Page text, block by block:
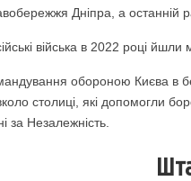
Дніпра, а останній
війська в 2022 році
обороною Києва в
столиці, які допомогли
за Незалежність.